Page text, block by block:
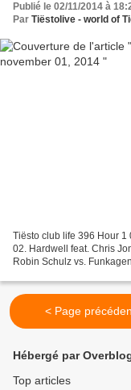
Publié le 02/11/2014 à
Par Tiëstolive - world of
Tiësto club life 396 Hour 1
02. Hardwell feat. Chris
Robin Schulz vs.
< Page
Hébergé par
Top articles